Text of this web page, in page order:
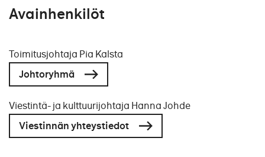
00089 SANOMA
Verkkolaskuosoite 003719229526 (OVT-
003705925424 (Basware Oyjn
välittäjätunnus)
Y-tunnus 1922952-6 ALV-tunnus
FI19229526
Sanoma Tekniikkajulkaisut Oy
PL 102
Avainhenkilöt
Toimitusjohtaja Pia Kalsta
Johtoryhmä
Viestintä- ja kulttuurijohtaja Hanna Johde
Viestinnän yhteystiedot